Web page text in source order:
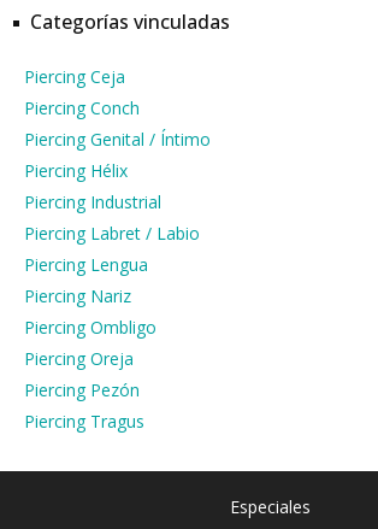
Categorías vinculadas
Piercing Ceja
Piercing Conch
Piercing Genital / Íntimo
Piercing Hélix
Piercing Industrial
Piercing Labret / Labio
Piercing Lengua
Piercing Nariz
Piercing Ombligo
Piercing Oreja
Piercing Pezón
Piercing Tragus
Especiales